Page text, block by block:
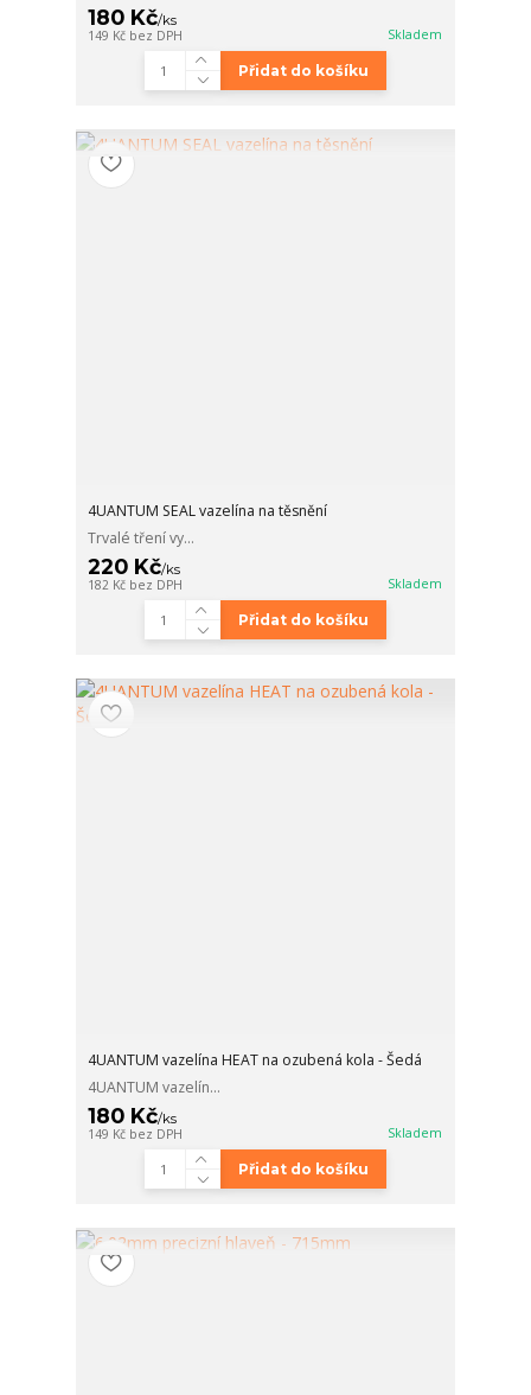
180 Kč/ks
149 Kč bez DPH Skladem
Přidat do košíku
4UANTUM SEAL vazelína na těsnění
Trvalé tření vy...
220 Kč/ks
182 Kč bez DPH Skladem
Přidat do košíku
4UANTUM vazelína HEAT na ozubená kola - Šedá
4UANTUM vazelín...
180 Kč/ks
149 Kč bez DPH Skladem
Přidat do košíku